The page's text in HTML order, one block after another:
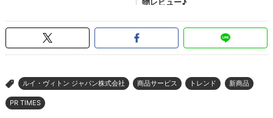
> ルイ・ヴィトン ジャパン株式会社 商品サービス トレンド 新商品
PR TIMES